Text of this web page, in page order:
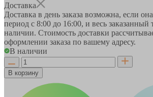
Доставка
Доставка в день заказа возможна, если
период с 8:00 до 16:00, и весь заказанный
наличии. Стоимость доставки
оформлении заказа по вашему адресу.
В наличии
В корзину